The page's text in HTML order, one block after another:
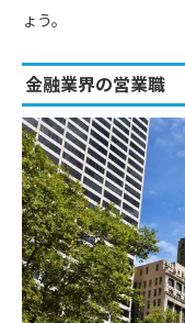
ょう。
金融業界の営業職